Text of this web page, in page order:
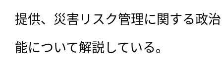
提供、災害リスク管理に関する政
能について解説している。